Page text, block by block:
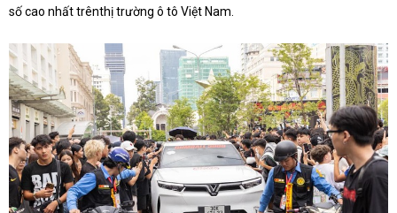
số cao nhất trênthị trường ô tô Việt Nam.